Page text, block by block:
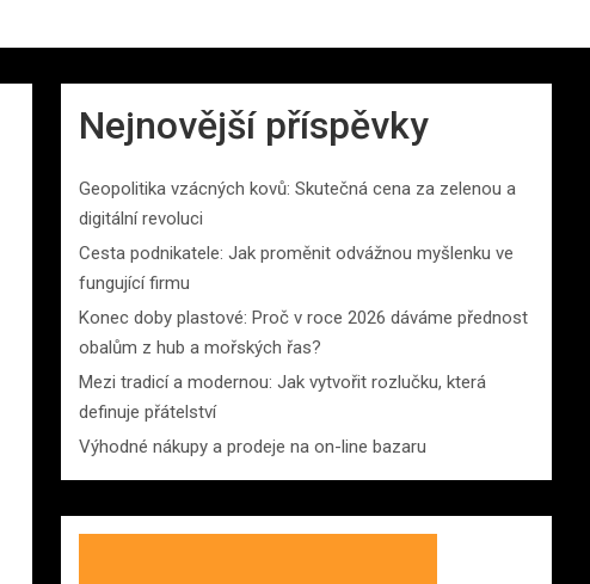
Nejnovější příspěvky
Geopolitika vzácných kovů: Skutečná cena za zelenou a
digitální revoluci
Cesta podnikatele: Jak proměnit odvážnou myšlenku ve
fungující firmu
Konec doby plastové: Proč v roce 2026 dáváme přednost
obalům z hub a mořských řas?
Mezi tradicí a modernou: Jak vytvořit rozlučku, která
definuje přátelství
Výhodné nákupy a prodeje na on-line bazaru